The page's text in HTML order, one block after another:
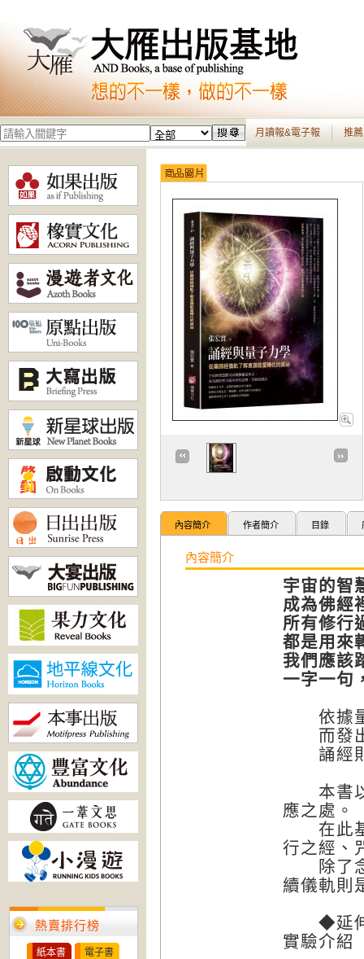
月讀報&電子報 推
熱賣排行榜
紙本書 電子書
內容簡介 作者簡介 目錄
內容簡介
宇宙的智
成為佛經
所有修行
都是用來
我們應該
一字一句
依據量
而發出
誦經則
本書以
應之處。
在此基
行之經、
除了念
續儀軌則
◆延伸
實驗介紹